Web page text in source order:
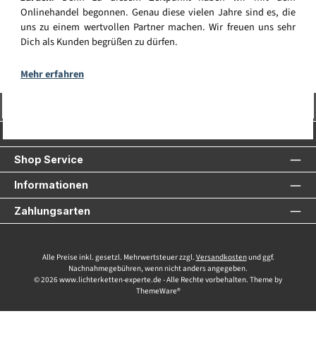
Onlinehandel begonnen. Genau diese vielen Jahre sind es, die
uns zu einem wertvollen Partner machen. Wir freuen uns sehr
Dich als Kunden begrüßen zu dürfen.
Mehr erfahren
Shop Service
Informationen
Zahlungsarten
Alle Preise inkl. gesetzl. Mehrwertsteuer zzgl. Versandkostenund ggf.
Nachnahmegebühren, wenn nicht anders angegeben.
© 2026 www.lichterketten-experte.de - Alle Rechte vorbehalten. Theme by
ThemeWare®